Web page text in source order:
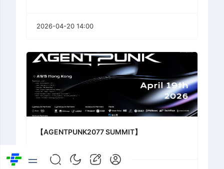
2026-04-20 14:00
【AGENTPUNK2077 SUMMIT】